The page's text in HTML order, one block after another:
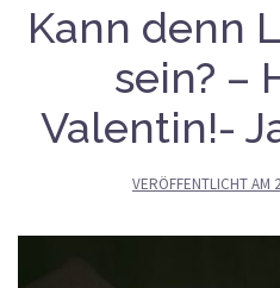
Kann denn
sein? –
Valentin!-
VERÖFFENTLICHT AM